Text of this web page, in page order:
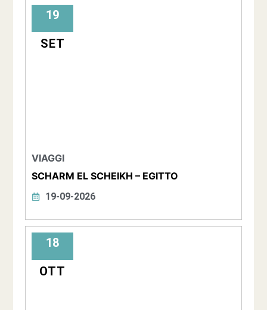
19
SET
VIAGGI
SCHARM EL SCHEIKH – EGITTO
19-09-2026
18
OTT